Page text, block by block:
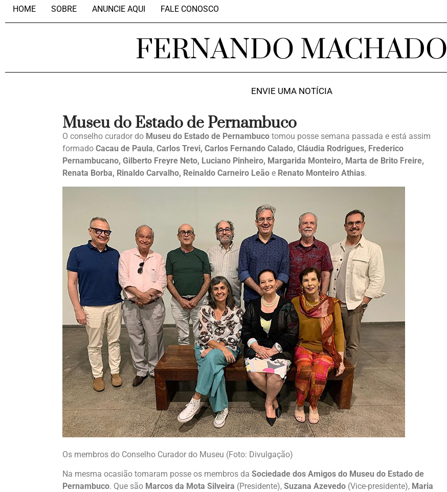
HOME SOBRE ANUNCIE AQUI FALE CONOSCO
FERNANDO MACHADO
ENVIE UMA NOTÍCIA
Museu do Estado de Pernambuco
O conselho curador do Museu do Estado de Pernambuco tomou posse semana passada e está assim
formado Cacau de Paula, Carlos Trevi, Carlos Fernando Calado, Cláudia Rodrigues, Frederico
Pernambucano, Gilberto Freyre Neto, Luciano Pinheiro, Margarida Monteiro, Marta de Brito Freire,
Renata Borba, Rinaldo Carvalho, Reinaldo Carneiro Leão e Renato Monteiro Athias.
Os membros do Conselho Curador do Museu (Foto: Divulgação)
Na mesma ocasião tomaram posse os membros da Sociedade dos Amigos do Museu do Estado de
Pernambuco. Que são Marcos da Mota Silveira (Presidente), Suzana Azevedo (Vice-presidente), Maria